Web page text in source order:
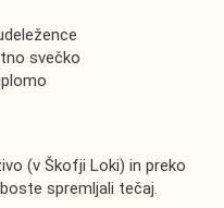
svečko
(v Škofji Loki) in preko
spremljali tečaj.